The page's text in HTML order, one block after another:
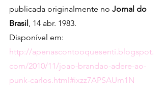
publicada originalmente no Jornal do
Brasil, 14 abr. 1983.
Disponível em:
http://apenascontooquesenti.blogspot.
com/2010/11/joao-brandao-adere-ao-
punk-carlos.html#ixzz7APSAUm1N